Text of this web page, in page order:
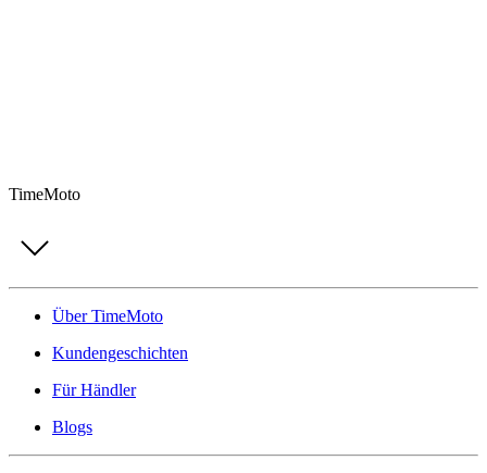
TimeMoto
Über TimeMoto
Kundengeschichten
Für Händler
Blogs